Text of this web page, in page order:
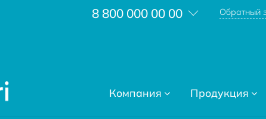
8 800 000 00 00 Обратный
Компания Продукция